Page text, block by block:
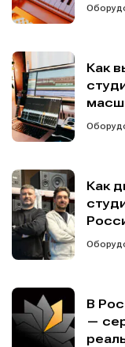
Как
Как
В
—